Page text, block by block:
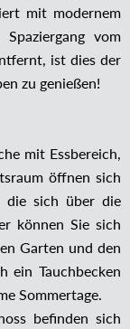
mit modernem
vom
ist dies der
zu genießen!
mit Essbereich,
öffnen sich
die sich über die
können Sie sich
Garten und den
ein Tauchbecken
Sommertage.
befinden sich